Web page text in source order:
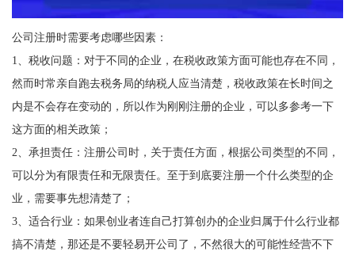
公司注册时需要考虑哪些因素：
1、税收问题：对于不同的企业，在税收政策方面可能也存在不同，
然而时常亲自跑去税务局的纳税人应当清楚，税收政策在长时间之
内是不会存在变动的，所以作为刚刚注册的企业，可以多参考一下
这方面的相关政策；
2、承担责任：注册公司时，关于责任方面，根据公司类型的不同，
可以分为有限责任和无限责任。至于到底要注册一个什么类型的企
业，需要事先想清楚了；
3、适合行业：如果创业者连自己打算创办的企业归属于什么行业都
搞不清楚，那还是不要轻易开公司了，不然很大的可能性经营不下